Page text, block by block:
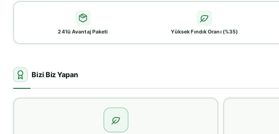
24'lü Avantaj Paketi Yüksek Fındık Oranı (%35)
Bizi Biz Yapan